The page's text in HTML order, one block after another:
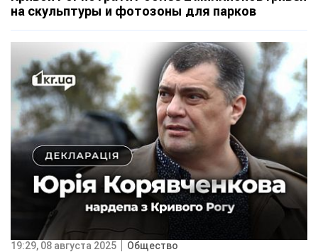
на скульптуры и фотозоны для парков
19:29, 08 августа 2025 Общество